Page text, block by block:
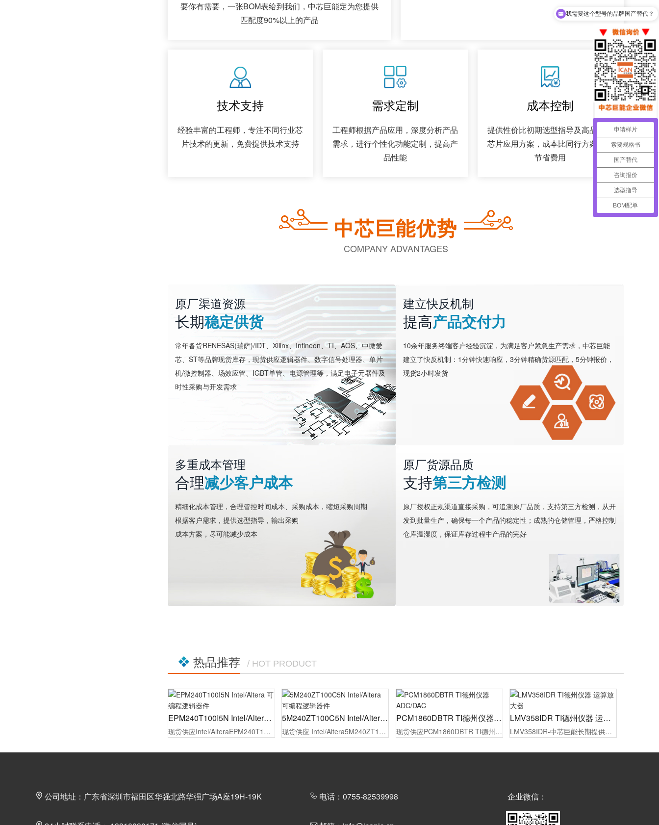
要你有需要，一张BOM表给到我们，中芯巨能定为您提供
匹配度90%以上的产品
技术支持
经验丰富的工程师，专注不同行业芯
片技术的更新，免费提供技术支持
需求定制
工程师根据产品应用，深度分析产品
需求，进行个性化功能定制，提高产
品性能
成本控制
提供性价比初期选型指导及高品质IC
芯片应用方案，成本比同行方案大大
节省费用
中芯巨能优势
COMPANY ADVANTAGES
原厂渠道资源
长期稳定供货
常年备货RENESAS(瑞萨)/IDT、Xilinx、Infineon、TI、AOS、中微爱
芯、ST等品牌现货库存，现货供应逻辑器件、数字信号处理器、单片
机/微控制器、场效应管、IGBT单管、电源管理等，满足电子元器件及
时性采购与开发需求
建立快反机制
提高产品交付力
10余年服务终端客户经验沉淀，为满足客户紧急生产需求，中芯巨能
建立了快反机制：1分钟快速响应，3分钟精确货源匹配，5分钟报价，
现货2小时发货
多重成本管理
合理减少客户成本
精细化成本管理，合理管控时间成本、采购成本，缩短采购周期
根据客户需求，提供选型指导，输出采购
成本方案，尽可能减少成本
原厂货源品质
支持第三方检测
原厂授权正规渠道直接采购，可追溯原厂品质，支持第三方检测，从开
发到批量生产，确保每一个产品的稳定性；成熟的仓储管理，严格控制
仓库温湿度，保证库存过程中产品的完好
热品推荐 / HOT PRODUCT
EPM240T100I5N Intel/Altera 可编程逻辑器件
现货供应Intel/AlteraEPM240T100I5N可编程逻辑器件，原厂代理商授权，100%原装正品，同时为制造工厂的采购人员/工程师提供报价，选型指导，样品测试，技术支持，配备1对1专属等服务。
5M240ZT100C5N Intel/Altera 可编程逻辑器件
现货供应 Intel/Altera5M240ZT100C5N可编程逻辑器件，原厂代理商授权，100%原装正品，同时为制造工厂的采购人员/工程师提供报价，选型指导，样品测试，技术支持，配备1对1专属等服务。
PCM1860DBTR TI德州仪器 ADC/DAC
现货供应PCM1860DBTR TI德州仪器 ADC/DAC，原厂代理商授权，100%原装正品，同时为制造工厂的采购人员/工程师提供报价，选型，样品测试，技术支持，配备1对1专属等服务。
LMV358IDR TI德州仪器 运算放大器
LMV358IDR-中芯巨能长期提供竞争力的价格、订货及技术支持，TI德州仪器代理货源稳定。现货供应，最快2小时发货，满足您从研发到批量生产的所有大小批量采购需求！欢迎贸易商和终端客户询价。
公司地址：广东省深圳市福田区华强北路华强广场A座19H-19K 电话：0755-82539998 企业微信：
申请样片
索要规格书
国产替代
咨询报价
选型指导
BOM配单
我想要一份规格书